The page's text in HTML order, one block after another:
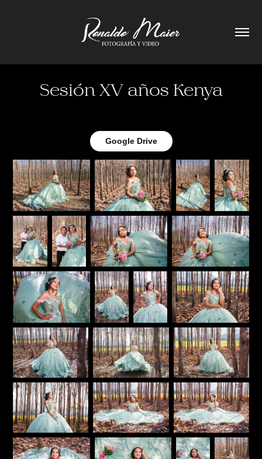
Sesión XV años Kenya
Google Drive